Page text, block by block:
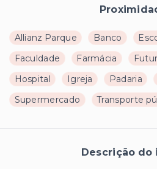
Allianz Parque Banco
Faculdade
Farmácia
Hospital
Igreja Padaria
Supermercado
Transporte
Descrição do